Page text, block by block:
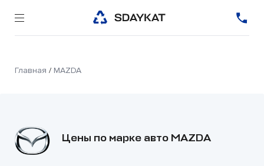
Главная / MAZDA
Цены по марке авто MAZDA